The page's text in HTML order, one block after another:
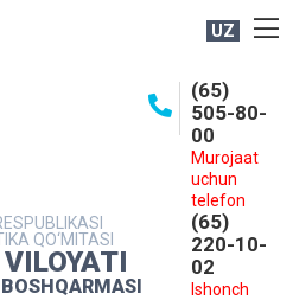
UZ
QO‘MITASI
(65)
505-80-
00
Murojaat
uchun
telefon
(65)
220-10-
02
Ishonch
XIZMATI